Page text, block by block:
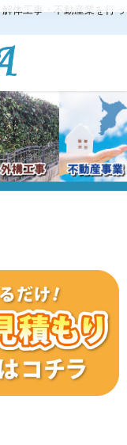
体工事・不動産業を行っ